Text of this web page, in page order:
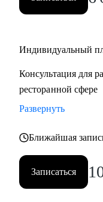
• Управляющим,
Индивидуальный
Консультация для
ресторанной сфере
Развернуть
Ближайшая
Записаться